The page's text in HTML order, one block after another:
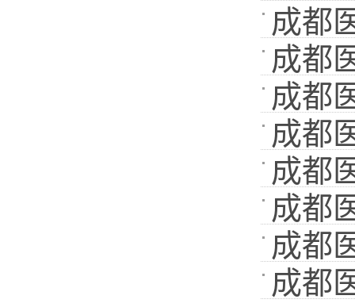
数:140]
成都
数:91]
成都
数:104]
成都
数:93]
成都
数:152]
成都
数:122]
成都
数:112]
成都
数:93]
成都